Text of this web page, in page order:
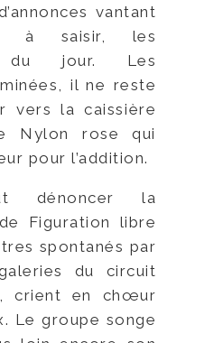
vantant
à saisir, les
du jour. Les
il ne reste
vers la caissière
Nylon rose qui
pour l’addition.
dénoncer la
Figuration libre
spontanés par
du circuit
crient en chœur
Le groupe songe